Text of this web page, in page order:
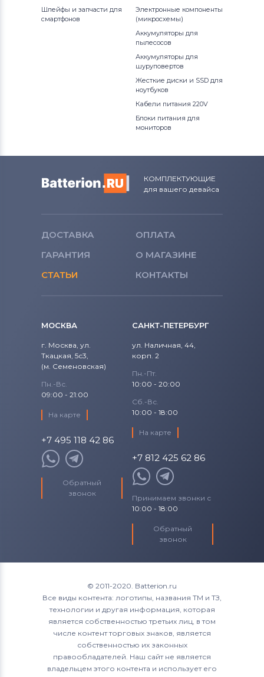
Шлейфы и запчасти для
смартфонов
Электронные компоненты
(микросхемы)
Аккумуляторы для
пылесосов
Аккумуляторы для
шуруповертов
Жесткие диски и SSD для
ноутбуков
Кабели питания 220V
Блоки питания для
мониторов
КОМПЛЕКТУЮЩИЕ
для вашего девайса
ДОСТАВКА
ОПЛАТА
ГАРАНТИЯ
О МАГАЗИНЕ
СТАТЬИ
КОНТАКТЫ
МОСКВА
г. Москва, ул.
Ткацкая, 5с3,
(м. Семеновская)
Пн.-Вс.
09:00 - 21:00
На карте
+7 495 118 42 86
Обратный
звонок
САНКТ-ПЕТЕРБУРГ
ул. Наличная, 44,
корп. 2
Пн.-Пт.
10:00 - 20:00
Сб.-Вс.
10:00 - 18:00
На карте
+7 812 425 62 86
Принимаем звонки с
10:00 - 18:00
Обратный
звонок
© 2011-2020. Batterion.ru
Все виды контента: логотипы, названия ТМ и ТЗ,
технологии и другая информация, которая
является собственностью третьих лиц, в том
числе контент торговых знаков, является
собственностью их законных
правообладателей. Наш сайт не является
владельцем этого контента и использует его